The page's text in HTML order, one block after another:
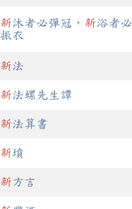
新沐者必彈冠， 新浴者必
振衣
新法
新法螺先生譚
新法算書
新墳
新方言